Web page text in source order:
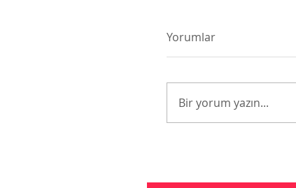
MTV Artık Yok
Yorumlar
Bir yorum yazın...